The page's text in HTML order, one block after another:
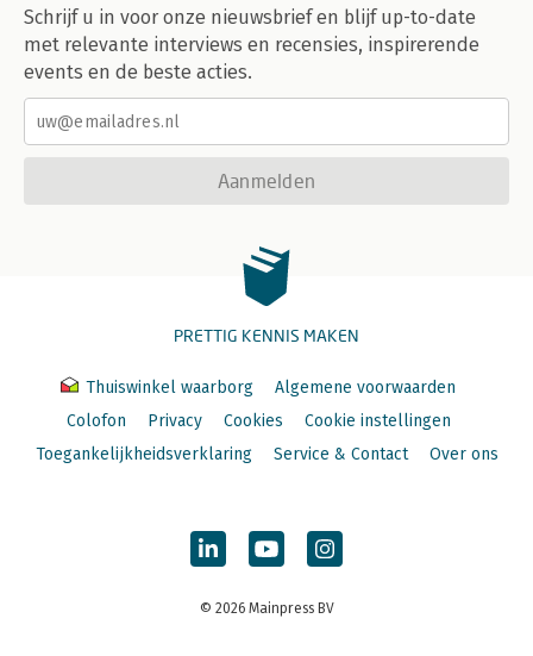
Schrijf u in voor onze nieuwsbrief en blijf up-to-date
met relevante interviews en recensies, inspirerende
events en de beste acties.
Aanmelden
PRETTIG KENNIS MAKEN
Thuiswinkel waarborg
Algemene voorwaarden
Colofon
Privacy Cookies
Cookie instellingen
Toegankelijkheidsverklaring
Service & Contact Over ons
© 2026 Mainpress BV